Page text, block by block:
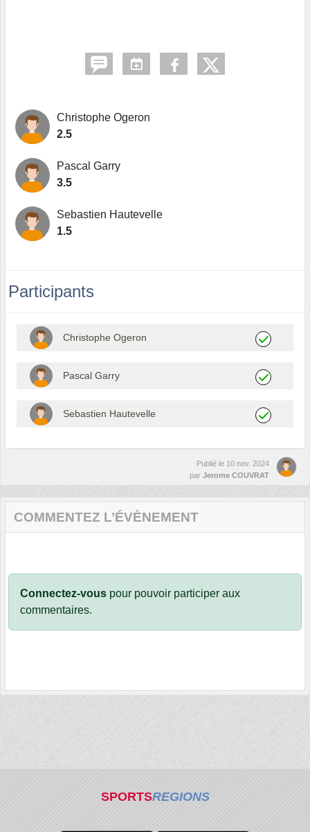
Christophe Ogeron
2.5
Pascal Garry
3.5
Sebastien Hautevelle
1.5
Participants
Christophe Ogeron
Pascal Garry
Sebastien Hautevelle
Publié le 10 nov. 2024
par Jerome COUVRAT
COMMENTEZ L’ÉVÈNEMENT
Connectez-vous pour pouvoir participer aux
commentaires.
SPORTSREGIONS